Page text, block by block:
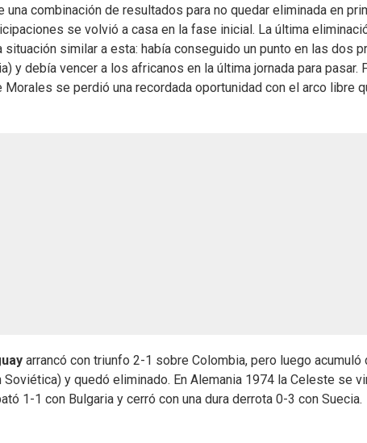
una combinación de resultados para no quedar eliminada en
se volvió a casa en la fase inicial. La última
situación similar a esta: había conseguido un punto en las dos
y debía vencer a los africanos en la última jornada para
Morales se perdió una recordada oportunidad con el arco libre
arrancó con triunfo 2-1 sobre Colombia, pero luego
Soviética) y quedó eliminado. En Alemania 1974 la Celeste se
1-1 con Bulgaria y cerró con una dura derrota 0-3 con Suecia.